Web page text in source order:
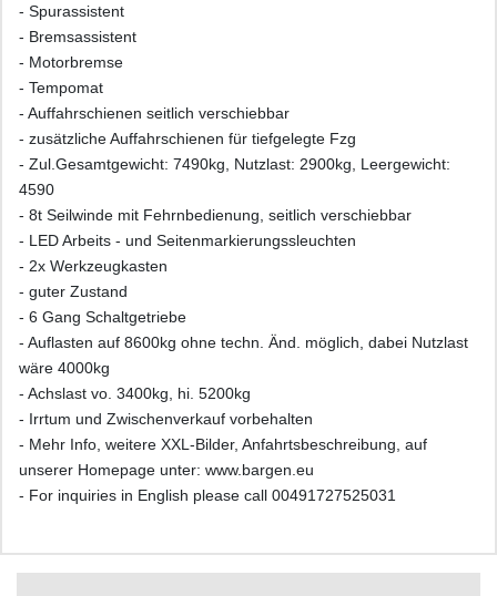
- Spurassistent
- Bremsassistent
- Motorbremse
- Tempomat
- Auffahrschienen seitlich verschiebbar
- zusätzliche Auffahrschienen für tiefgelegte Fzg
- Zul.Gesamtgewicht: 7490kg, Nutzlast: 2900kg, Leergewicht:
4590
- 8t Seilwinde mit Fehrnbedienung, seitlich verschiebbar
- LED Arbeits - und Seitenmarkierungssleuchten
- 2x Werkzeugkasten
- guter Zustand
- 6 Gang Schaltgetriebe
- Auflasten auf 8600kg ohne techn. Änd. möglich, dabei Nutzlast
wäre 4000kg
- Achslast vo. 3400kg, hi. 5200kg
- Irrtum und Zwischenverkauf vorbehalten
- Mehr Info, weitere XXL-Bilder, Anfahrtsbeschreibung, auf
unserer Homepage unter: www.bargen.eu
- For inquiries in English please call 00491727525031